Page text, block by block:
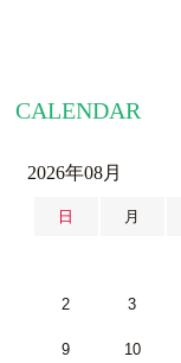
CALENDAR
2026年08月
日 月
2 3
9 10